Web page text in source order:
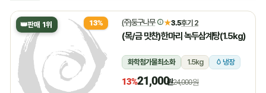
👑판매 1위 13% (주)둥구나무 ★3.5후기 2
(목/금 맛찬)한마리 녹두삼계탕(1.5kg)
화학첨가물최소화 1.5kg 냉장
13%21,000원24,000원